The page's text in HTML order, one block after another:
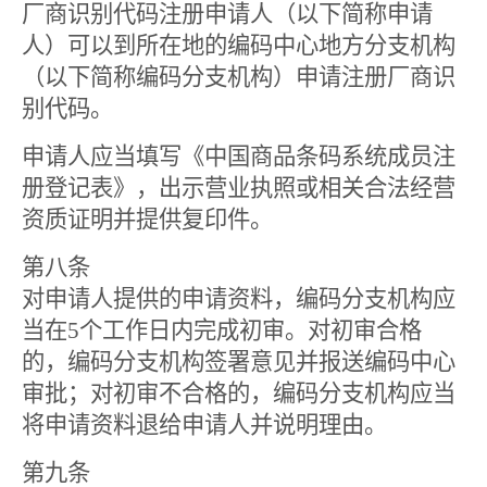
厂商识别代码注册申请人（以下简称申请
人）可以到所在地的编码中心地方分支机构
（以下简称编码分支机构）申请注册厂商识
别代码。
申请人应当填写《中国商品条码系统成员注
册登记表》，出示营业执照或相关合法经营
资质证明并提供复印件。
第八条
对申请人提供的申请资料，编码分支机构应
当在5个工作日内完成初审。对初审合格
的，编码分支机构签署意见并报送编码中心
审批；对初审不合格的，编码分支机构应当
将申请资料退给申请人并说明理由。
第九条